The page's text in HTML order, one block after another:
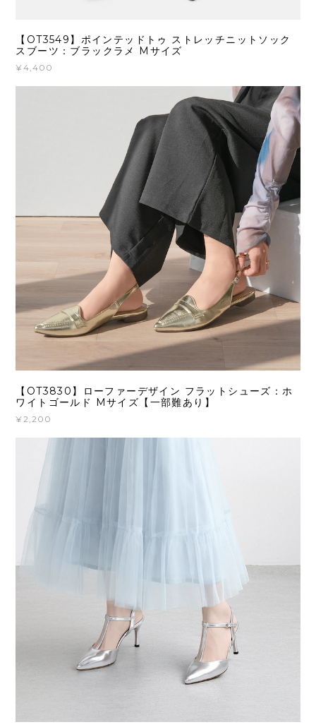
【OT3549】ポインテッドトゥ ストレッチニットソック
スブーツ：ブラックラメ Mサイズ
¥4,400
【OT3830】ローファーデザイン フラットシューズ：ホ
ワイトゴールド Mサイズ【一部難あり】
¥2,200